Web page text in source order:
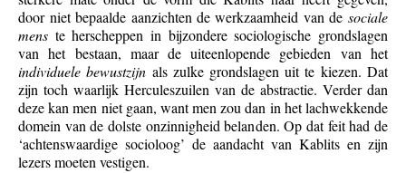
door niet bepaalde aanzichten de werkzaamheid van de sociale
mens te herscheppen in bijzondere sociologische grondslagen
van het bestaan, maar de uiteenlopende gebieden van het
individuele bewustzijn als zulke grondslagen uit te kiezen. Dat
zijn toch waarlijk Herculeszuilen van de abstractie. Verder dan
deze kan men niet gaan, want men zou dan in het lachwekkende
domein van de dolste onzinnigheid belanden. Op dat feit had de
‘achtenswaardige socioloog’ de aandacht van Kablits en zijn
lezers moeten vestigen.